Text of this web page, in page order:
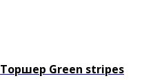
Торшер Green stripes